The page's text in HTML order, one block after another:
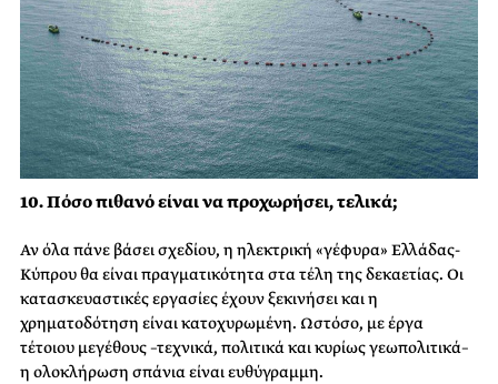
10.Πόσο πιθανό είναι να προχωρήσει, τελικά;
Αν όλα πάνε βάσει σχεδίου, η ηλεκτρική «γέφυρα» Ελλάδας-
Κύπρου θα είναι πραγματικότητα στα τέλη της δεκαετίας. Οι
κατασκευαστικές εργασίες έχουν ξεκινήσει και η
χρηματοδότηση είναι κατοχυρωμένη. Ωστόσο, με έργα
τέτοιου μεγέθους –τεχνικά, πολιτικά και κυρίως γεωπολιτικά–
η ολοκλήρωση σπάνια είναι ευθύγραμμη.